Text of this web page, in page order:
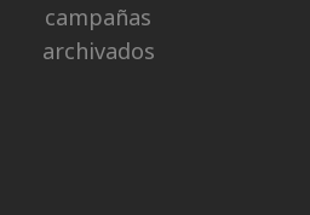
campañas
archivados